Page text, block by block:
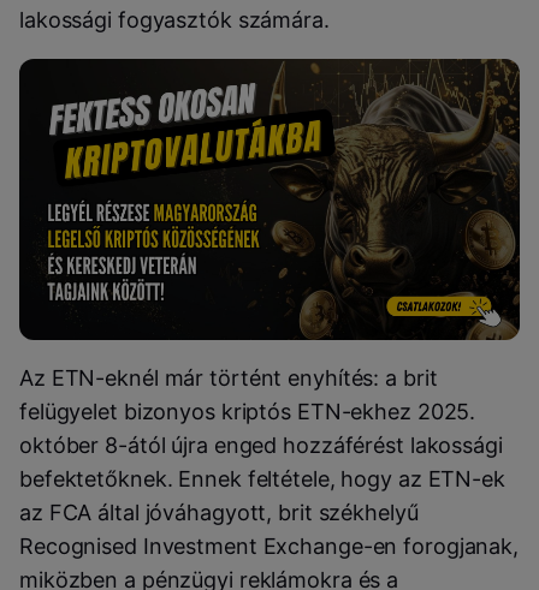
lakossági fogyasztók számára.
Az ETN-eknél már történt enyhítés: a brit
felügyelet bizonyos kriptós ETN-ekhez 2025.
október 8-ától újra enged hozzáférést lakossági
befektetőknek. Ennek feltétele, hogy az ETN-ek
az FCA által jóváhagyott, brit székhelyű
Recognised Investment Exchange-en forogjanak,
miközben a pénzügyi reklámokra és a